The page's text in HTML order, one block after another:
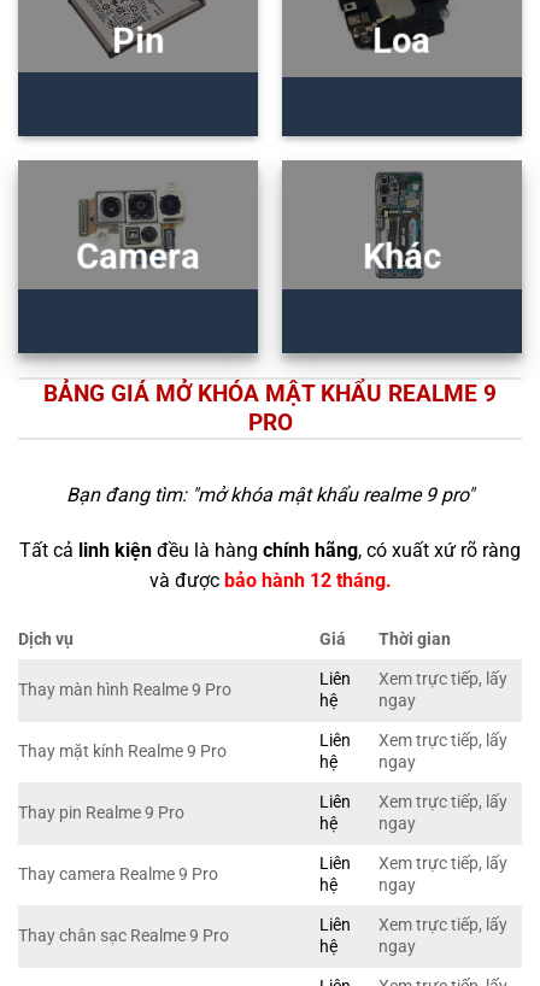
Pin Loa
Camera Khác
BẢNG GIÁ MỞ KHÓA MẬT KHẨU REALME 9
PRO
Bạn đang tìm: "mở khóa mật khẩu realme 9 pro"
Tất cả linh kiện đều là hàng chính hãng, có xuất xứ rõ ràng
và được bảo hành 12 tháng.
Dịch vụ Giá Thời gian
Thay màn hình Realme 9 Pro
Liên
hệ
Xem trực tiếp, lấy
ngay
Thay mặt kính Realme 9 Pro
Liên
hệ
Xem trực tiếp, lấy
ngay
Thay pin Realme 9 Pro
Liên
hệ
Xem trực tiếp, lấy
ngay
Thay camera Realme 9 Pro
Liên
hệ
Xem trực tiếp, lấy
ngay
Thay chân sạc Realme 9 Pro
Liên
hệ
Xem trực tiếp, lấy
ngay